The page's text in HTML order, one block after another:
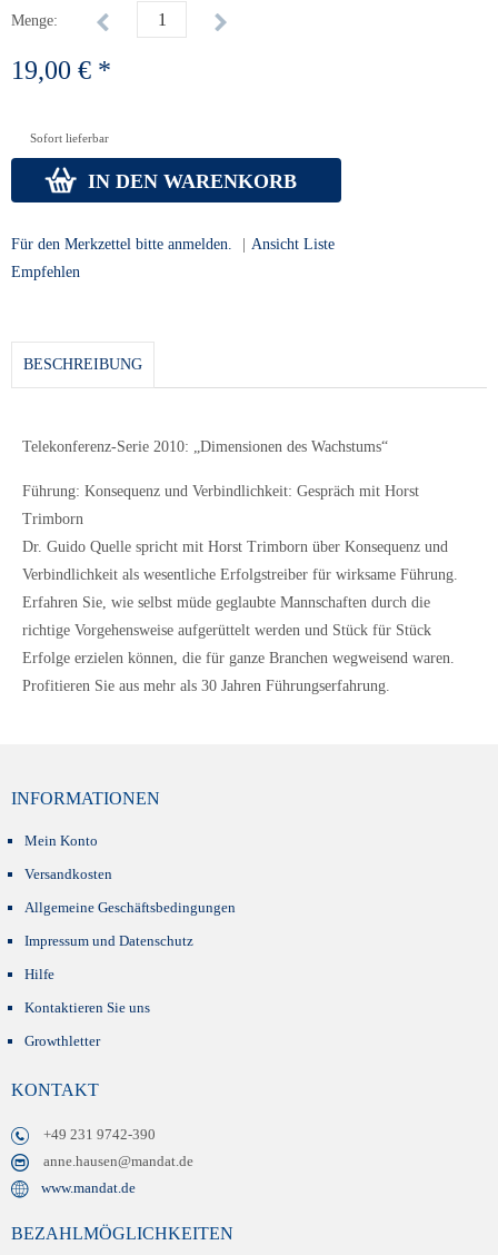
Menge:
19,00 € *
Sofort lieferbar
IN DEN WARENKORB
Für den Merkzettel bitte anmelden.
Ansicht Liste
Empfehlen
BESCHREIBUNG
Telekonferenz-Serie 2010: „Dimensionen des Wachstums“
Führung: Konsequenz und Verbindlichkeit: Gespräch mit Horst
Trimborn
Dr. Guido Quelle spricht mit Horst Trimborn über Konsequenz und
Verbindlichkeit als wesentliche Erfolgstreiber für wirksame Führung.
Erfahren Sie, wie selbst müde geglaubte Mannschaften durch die
richtige Vorgehensweise aufgerüttelt werden und Stück für Stück
Erfolge erzielen können, die für ganze Branchen wegweisend waren.
Profitieren Sie aus mehr als 30 Jahren Führungserfahrung.
INFORMATIONEN
Mein Konto
Versandkosten
Allgemeine Geschäftsbedingungen
Impressum und Datenschutz
Hilfe
Kontaktieren Sie uns
Growthletter
KONTAKT
+49 231 9742-390
anne.hausen@mandat.de
www.mandat.de
BEZAHLMÖGLICHKEITEN